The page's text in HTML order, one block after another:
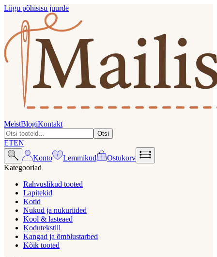
Liigu põhisisu juurde
MeistBlogiKontakt
Otsi
ETEN
Konto
Lemmikud
Ostukorv
Kategooriad
Rahvuslikud tooted
Lapitekid
Kotid
Nukud ja nukuriided
Kool & lasteaed
Kodutekstiil
Kangad ja õmblustarbed
Kõik tooted